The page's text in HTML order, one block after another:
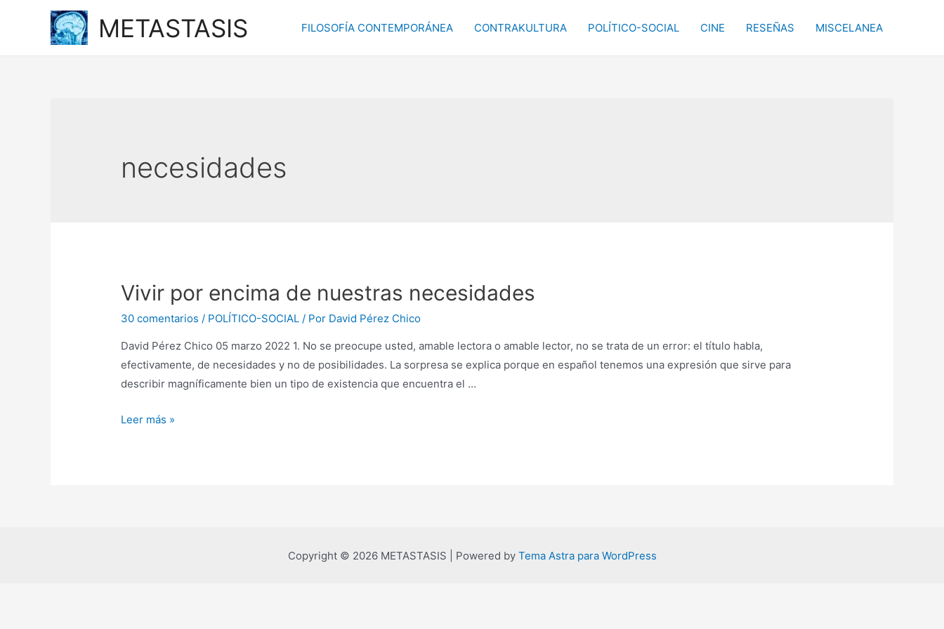
METASTASIS FILOSOFÍA CONTEMPORÁNEA CONTRAKULTURA POLÍTICO-SOCIAL CINE RESEÑAS MISCELANEA
necesidades
Vivir por encima de nuestras necesidades
30 comentarios / POLÍTICO-SOCIAL / Por David Pérez Chico
David Pérez Chico 05 marzo 2022 1. No se preocupe usted, amable lectora o amable lector, no se trata de un error: el título habla,
efectivamente, de necesidades y no de posibilidades. La sorpresa se explica porque en español tenemos una expresión que sirve para
describir magníficamente bien un tipo de existencia que encuentra el …
Vivir
Leer más »
Copyright © 2026 METASTASIS | Powered by Tema Astra para WordPress